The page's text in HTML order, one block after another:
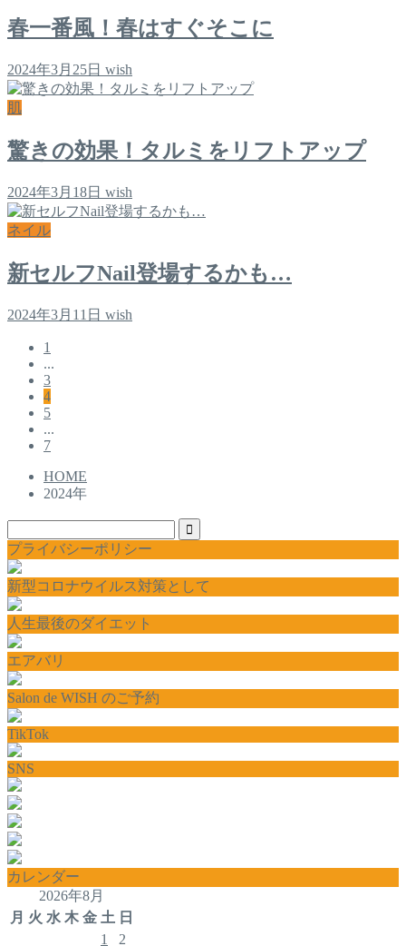
春一番風！春はすぐそこに
2024年3月25日 wish
肌
驚きの効果！タルミをリフトアップ
2024年3月18日 wish
ネイル
新セルフNail登場するかも…
2024年3月11日 wish
1
...
3
4
5
...
7
HOME
2024年
プライバシーポリシー
新型コロナウイルス対策として
人生最後のダイエット
エアバリ
Salon de WISH のご予約
TikTok
SNS
カレンダー
2026年8月
月 火 水 木 金 土 日
1
2